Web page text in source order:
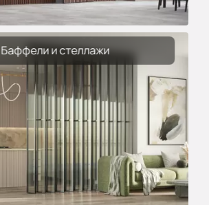
Баффели и стеллажи